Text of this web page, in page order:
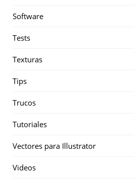
Software
Tests
Texturas
Tips
Trucos
Tutoriales
Vectores para Illustrator
Videos